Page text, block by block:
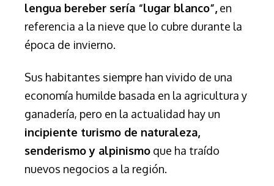
lengua bereber sería “lugar blanco”, en
referencia a la nieve que lo cubre durante la
época de invierno.
Sus habitantes siempre han vivido de una
economía humilde basada en la agricultura y
ganadería, pero en la actualidad hay un
incipiente turismo de naturaleza,
senderismo y alpinismo que ha traído
nuevos negocios a la región.